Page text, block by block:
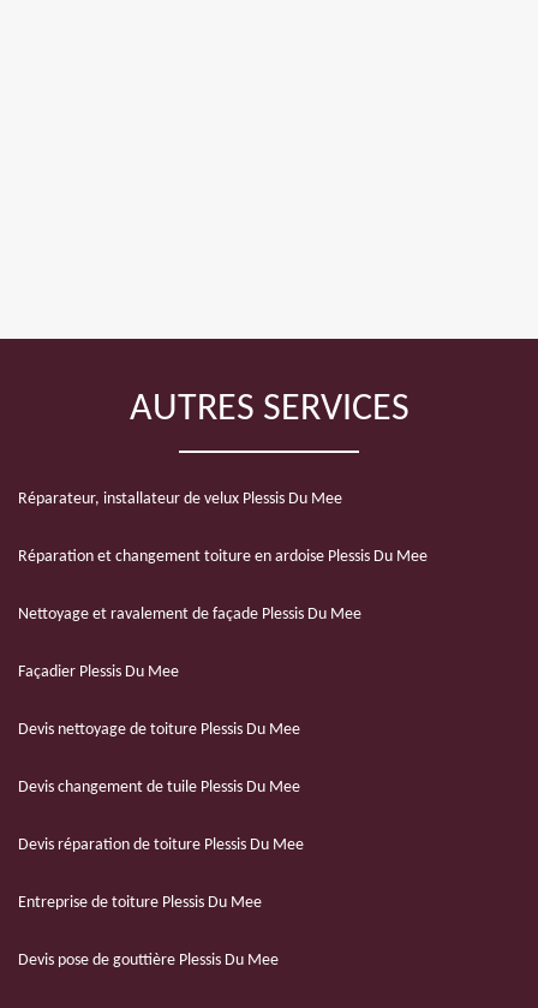
AUTRES SERVICES
Réparateur, installateur de velux Plessis Du Mee
Réparation et changement toiture en ardoise Plessis Du Mee
Nettoyage et ravalement de façade Plessis Du Mee
Façadier Plessis Du Mee
Devis nettoyage de toiture Plessis Du Mee
Devis changement de tuile Plessis Du Mee
Devis réparation de toiture Plessis Du Mee
Entreprise de toiture Plessis Du Mee
Devis pose de gouttière Plessis Du Mee